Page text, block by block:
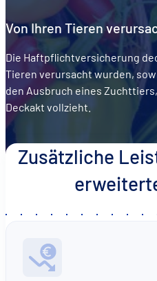
Von Ihren Tieren
Die Haftpflichtversicherung
Tieren verursacht wurden,
den Ausbruch eines
Deckakt vollzieht.
Zusätzliche